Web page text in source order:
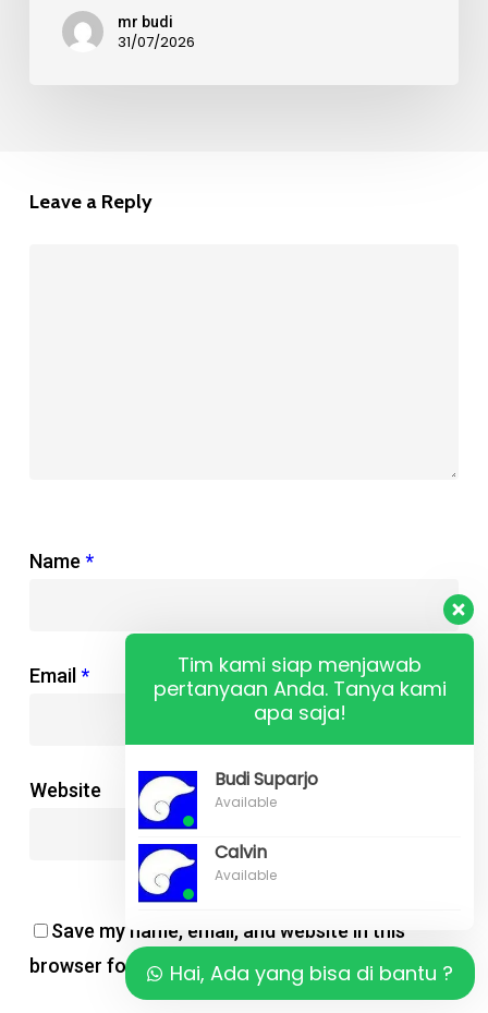
mr budi
31/07/2026
Leave a Reply
Name *
Email*
Website
Save my name, email, and website in this
browser for the next time I comment.
Tim kami siap menjawab
pertanyaan Anda. Tanya kami
apa saja!
Budi Suparjo
Available
Calvin
Available
Hai, Ada yang bisa di bantu ?